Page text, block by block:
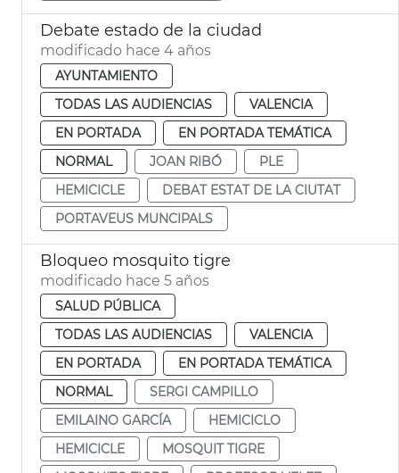
Debate estado de la ciudad
modificado hace 4 años
AYUNTAMIENTO
TODAS LAS AUDIENCIAS
VALENCIA
EN PORTADA
EN PORTADA TEMÁTICA
NORMAL
JOAN RIBÓ
PLE
HEMICICLE
DEBAT ESTAT DE LA CIUTAT
PORTAVEUS MUNCIPALS
Bloqueo mosquito tigre
modificado hace 5 años
SALUD PÚBLICA
TODAS LAS AUDIENCIAS
VALENCIA
EN PORTADA
EN PORTADA TEMÁTICA
NORMAL
SERGI CAMPILLO
EMILAINO GARCÍA
HEMICICLO
HEMICICLE
MOSQUIT TIGRE